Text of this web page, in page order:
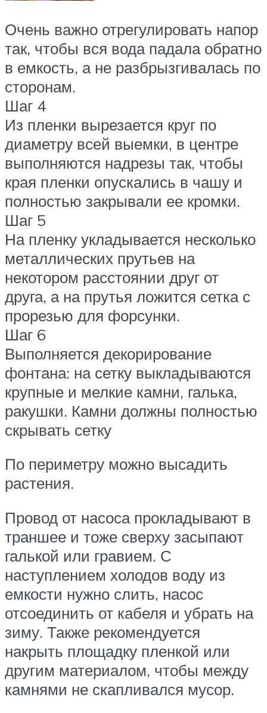
Очень важно отрегулировать напор
так, чтобы вся вода падала обратно
в емкость, а не разбрызгивалась по
сторонам.
Шаг 4
Из пленки вырезается круг по
диаметру всей выемки, в центре
выполняются надрезы так, чтобы
края пленки опускались в чашу и
полностью закрывали ее кромки.
Шаг 5
На пленку укладывается несколько
металлических прутьев на
некотором расстоянии друг от
друга, а на прутья ложится сетка с
прорезью для форсунки.
Шаг 6
Выполняется декорирование
фонтана: на сетку выкладываются
крупные и мелкие камни, галька,
ракушки. Камни должны полностью
скрывать сетку
По периметру можно высадить
растения.
Провод от насоса прокладывают в
траншее и тоже сверху засыпают
галькой или гравием. С
наступлением холодов воду из
емкости нужно слить, насос
отсоединить от кабеля и убрать на
зиму. Также рекомендуется
накрыть площадку пленкой или
другим материалом, чтобы между
камнями не скапливался мусор.